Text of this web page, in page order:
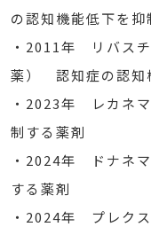
の認知機能低下を抑
・2011年 リバス
薬） 認知症の認知
・2023年 レカネ
制する薬剤
・2024年 ドナネ
する薬剤
・2024年 プレク